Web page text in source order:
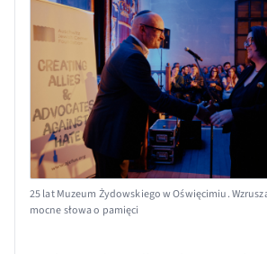
25 lat Muzeum Żydowskiego w Oświęcimiu.
mocne słowa o pamięci